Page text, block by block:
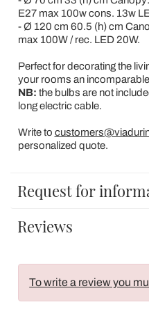
E27 max 100w cons. 13w
- Ø 120 cm 60.5 (h) cm
max 100W / rec. LED 20W.
Perfect for decorating the
your rooms an
NB: the bulbs are not
long electric cable.
Write to
personalized quote.
Request for
Reviews
To write a review you